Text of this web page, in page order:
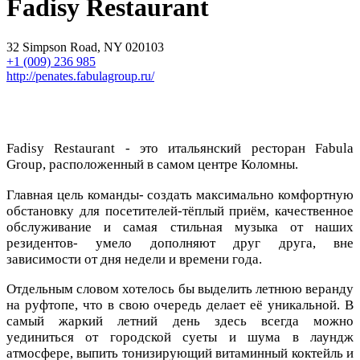
Fadisy Restaurant
32 Simpson Road, NY 020103
+1 (009) 236 985
http://penates.fabulagroup.ru/
Fadisy Restaurant - это итальянский ресторан Fabula
Group, расположенный в самом центре Коломны.
Главная цель команды- создать максимально комфортную
обстановку для посетителей-тёплый приём, качественное
обслуживание и самая стильная музыка от наших
резидентов- умело дополняют друг друга, вне
зависимости от дня недели и времени года.
Отдельным словом хотелось бы выделить летнюю веранду
на руфтопе, что в свою очередь делает её уникальной. В
самый жаркий летний день здесь всегда можно
уединиться от городской суеты и шума в лаундж
атмосфере, выпить тонизирующий витаминный коктейль и